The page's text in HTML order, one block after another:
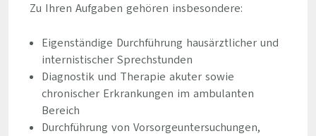
Zu Ihren Aufgaben gehören insbesondere:
Eigenständige Durchführung hausärztlicher und
internistischer Sprechstunden
Diagnostik und Therapie akuter sowie
chronischer Erkrankungen im ambulanten
Bereich
Durchführung von Vorsorgeuntersuchungen,